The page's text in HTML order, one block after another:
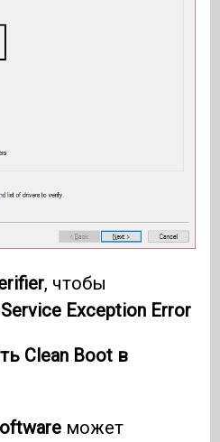
, чтобы
Exception Error
Clean Boot в
может